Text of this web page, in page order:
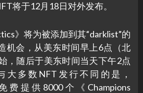
将于12月18日对外发布。
》将为被添加到其“darklist”的
机会，从美东时间早上6点（北
，随后于美东时间当天下午2点
大多数NFT发行不同的是，
费提供8000个《Champions